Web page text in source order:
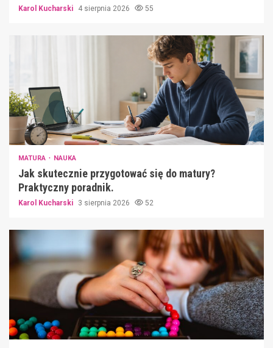
Karol Kucharski 4 sierpnia 2026 55
MATURA NAUKA
Jak skutecznie przygotować się do matury?
Praktyczny poradnik.
Karol Kucharski 3 sierpnia 2026 52